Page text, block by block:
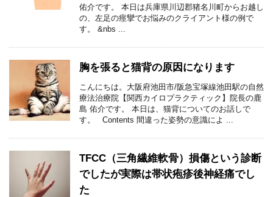
佑介です。 本日は兵庫県川辺郡猪名川町からお越し
の、左足の痙攣でお悩みのクライアント様の例で
す。 &nbs ...
胸を張ると猫背の原因になります
こんにちは。大阪府池田市/阪急宝塚線池田駅の自然
療法治療院【関西カイロプラクティック】院長の鹿
島 佑介です。 本日は、猫背についてのお話しで
す。 Contents 間違った姿勢の意識によ ...
TFCC（三角繊維軟骨）損傷という診断
でしたが実際は帯状疱疹後神経痛でし
た